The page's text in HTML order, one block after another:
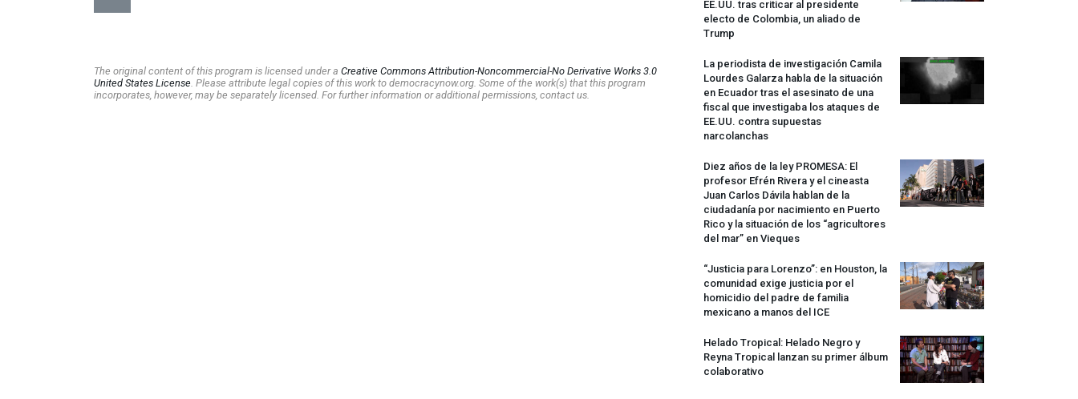
The original content of this program is licensed under a Creative Commons Attribution-Noncommercial-No Derivative Works 3.0
United States License . Please attribute legal copies of this work to democracynow.org. Some of the work(s) that this program
incorporates, however, may be separately licensed. For further information or additional permissions, contact us.
EE.UU. tras criticar al presidente
electo de Colombia, un aliado de
Trump
La periodista de investigación Camila
Lourdes Galarza habla de la situación
en Ecuador tras el asesinato de una
fiscal que investigaba los ataques de
EE.UU. contra supuestas
narcolanchas
Diez años de la ley PROMESA: El
profesor Efrén Rivera y el cineasta
Juan Carlos Dávila hablan de la
ciudadanía por nacimiento en Puerto
Rico y la situación de los “agricultores
del mar” en Vieques
“Justicia para Lorenzo”: en Houston, la
comunidad exige justicia por el
homicidio del padre de familia
mexicano a manos del ICE
Helado Tropical: Helado Negro y
Reyna Tropical lanzan su primer álbum
colaborativo